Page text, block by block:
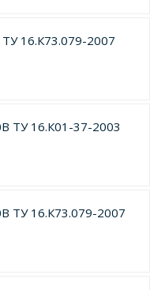
16.К73.079-2007
ТУ 16.К01-37-2003
ТУ 16.К73.079-2007